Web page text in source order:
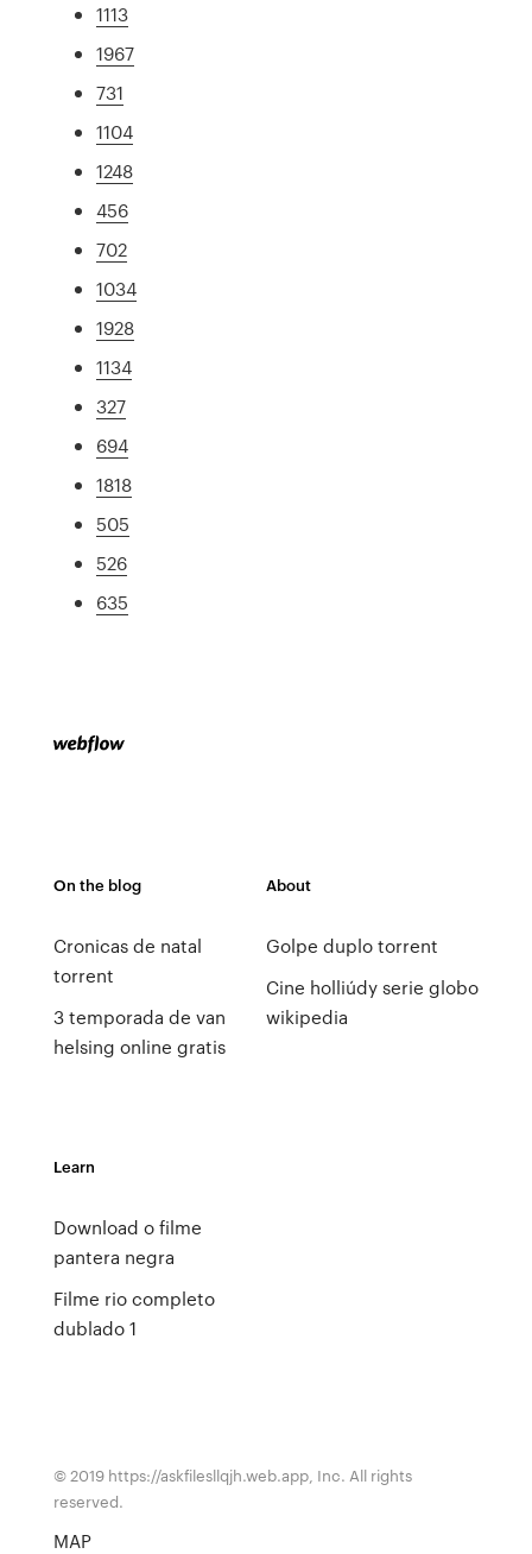
1113
1967
731
1104
1248
456
702
1034
1928
1134
327
694
1818
505
526
635
On the blog
Cronicas de natal
torrent
3 temporada de van
helsing online gratis
About
Golpe duplo torrent
Cine holliúdy serie globo
wikipedia
Learn
Download o filme
pantera negra
Filme rio completo
dublado 1
© 2019 https://askfilesllqjh.web.app, Inc. All rights
reserved.
MAP